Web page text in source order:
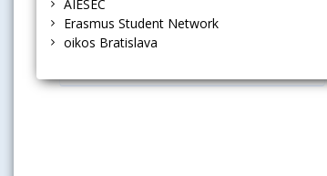
AIESEC
Erasmus Student Network
oikos Bratislava
kristina.porubanova@euba.sk